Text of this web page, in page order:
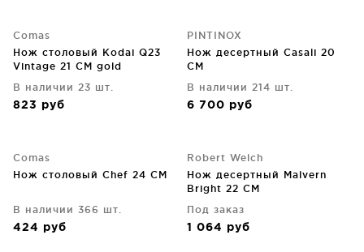
Comas
Нож столовый Kodai Q23
Vintage 21 CM gold
В наличии 23 шт.
823 руб
PINTINOX
Нож десертный Сasali 20
CM
В наличии 214 шт.
6 700 руб
Comas
Нож столовый Chef 24 CM
В наличии 366 шт.
424 руб
Robert Welch
Нож десертный Malvern
Bright 22 CM
Под заказ
1 064 руб